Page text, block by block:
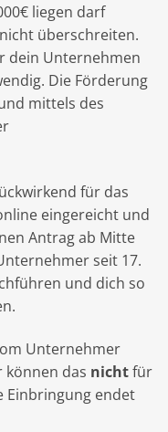
liegen darf
überschreiten.
dein Unternehmen
Die Förderung
mittels des
für das
eingereicht und
Antrag ab Mitte
seit 17.
und dich so
Unternehmer
können das nichtfür
Einbringung endet